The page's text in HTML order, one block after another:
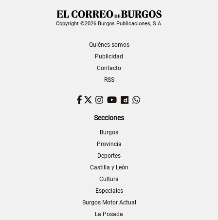
Copyright ©2026 Burgos Publicaciones, S.A.
Quiénes somos
Publicidad
Contacto
RSS
Facebook
TwitterInstagram
YouTubeDailymotion
Secciones
Burgos
Provincia
Deportes
Castilla y León
Cultura
Especiales
Burgos Motor Actual
La Posada